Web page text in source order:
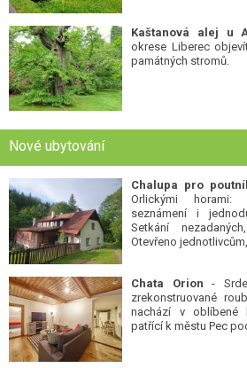
Kaštanová alej u
okrese Liberec
památných stromů.
Nové ubytování
Chalupa pro
Orlickými
seznámení i
Setkání
Otevřeno
Chata Orion -
zrekonstruované
nachází v oblíbené
patřící k městu Pec